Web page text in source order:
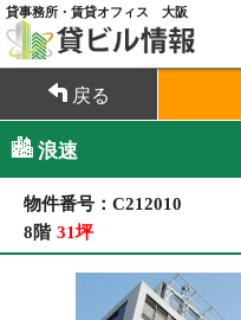
貸事務所・賃貸オフィス 大阪
戻る
浪速
物件番号：C212010
8階 31坪